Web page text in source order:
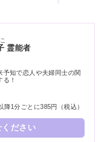
霊能者
予知で恋人や夫婦同士の関
！
1分ごとに385円（税込）
ください